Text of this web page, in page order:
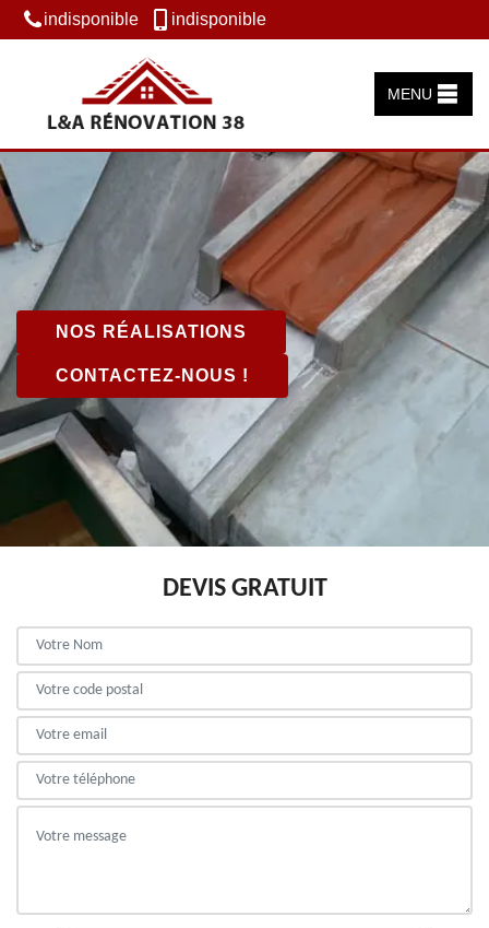
indisponible indisponible
MENU
NOS RÉALISATIONS
CONTACTEZ-NOUS !
DEVIS GRATUIT